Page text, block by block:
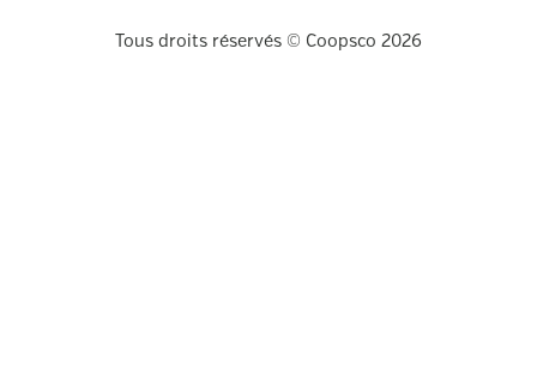
Tous droits réservés © Coopsco 2026